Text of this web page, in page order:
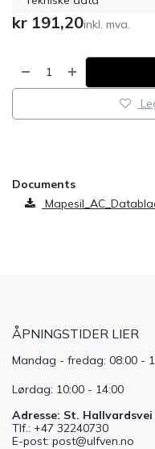
kr 191,20inkl. mva.
Documents
ÅPNINGSTIDER LIER
Mandag - fredag: 08:00 -
Lørdag: 10:00 - 14:00
Adresse: St. Hallvardsvei
Tlf.: +47 32240730
E-post: post@ulfven.no